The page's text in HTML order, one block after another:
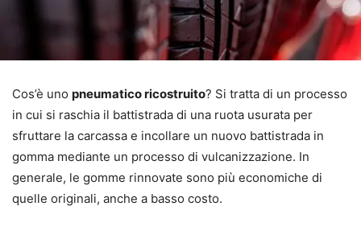
Cos’è uno pneumatico ricostruito? Si tratta di un processo
in cui si raschia il battistrada di una ruota usurata per
sfruttare la carcassa e incollare un nuovo battistrada in
gomma mediante un processo di vulcanizzazione. In
generale, le gomme rinnovate sono più economiche di
quelle originali, anche a basso costo.